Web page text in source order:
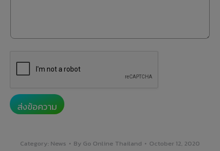
ส่งข้อความ
Category: News By Go Online Thailand
October 12, 2020